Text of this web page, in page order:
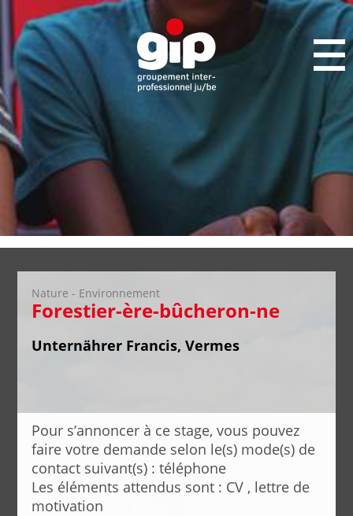
Nature - Environnement
Forestier-ère-bûcheron-ne
Unternährer Francis, Vermes
Pour s’annoncer à ce stage, vous pouvez
faire votre demande selon le(s) mode(s) de
contact suivant(s) : téléphone
Les éléments attendus sont : CV , lettre de
motivation